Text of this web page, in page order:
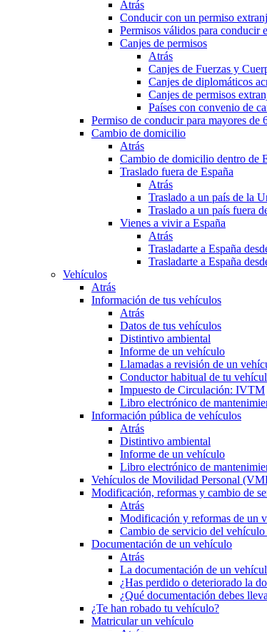
Atrás
Conducir con un permiso
Permisos válidos para conducir
Canjes de permisos
Atrás
Canjes de Fuerzas y
Canjes de diplomáticos
Canjes de permisos
Países con convenio de
Permiso de conducir para mayores de
Cambio de domicilio
Atrás
Cambio de domicilio dentro de
Traslado fuera de España
Atrás
Traslado a un país de la
Traslado a un país fuera
Vienes a vivir a España
Atrás
Trasladarte a España
Trasladarte a España
Vehículos
Atrás
Información de tus vehículos
Atrás
Datos de tus vehículos
Distintivo ambiental
Informe de un vehículo
Llamadas a revisión de un
Conductor habitual de tu
Impuesto de Circulación: IVTM
Libro electrónico de
Información pública de vehículos
Atrás
Distintivo ambiental
Informe de un vehículo
Libro electrónico de
Vehículos de Movilidad Personal
Modificación, reformas y cambio de
Atrás
Modificación y reformas de un
Cambio de servicio del
Documentación de un vehículo
Atrás
La documentación de un
¿Has perdido o deteriorado la
¿Qué documentación debes
¿Te han robado tu vehículo?
Matricular un vehículo